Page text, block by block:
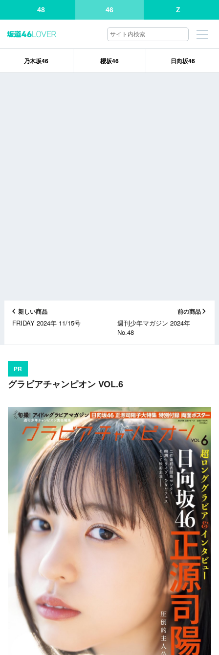
48 46 Z
乃木坂46 櫻坂46 日向坂46
新しい商品
FRIDAY 2024年 11/15号
前の商品
週刊少年マガジン 2024年
No.48
PR
グラビアチャンピオン VOL.6